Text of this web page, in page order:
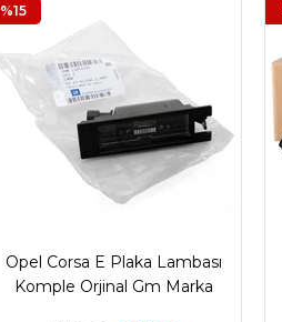
Opel Corsa E Plaka Lambası
Komple Orjinal Gm Marka
%15